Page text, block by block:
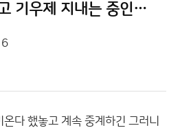
이것들 답변 안하고 기우제 지내는 중인가 보네
다 했놓고 계속 중계하긴 그러니